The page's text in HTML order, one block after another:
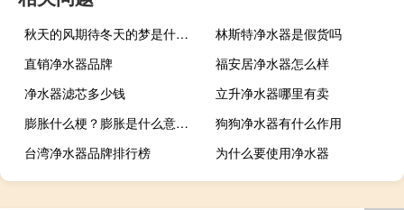
秋天的风期待冬天的梦是什么歌
林斯特净水器是假货吗
直销净水器品牌
福安居净水器怎么样
净水器滤芯多少钱
立升净水器哪里有卖
膨胀什么梗？膨胀是什么意思什么梗
狗狗净水器有什么作用
台湾净水器品牌排行榜
为什么要使用净水器